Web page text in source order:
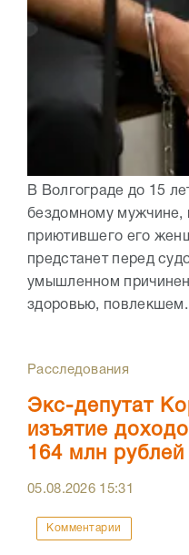
В Волгограде до 15
бездомному мужчине,
приютившего его
предстанет перед
умышленном
здоровью,
Расследования
Экс-депутат
изъятие
164 млн рублей
05.08.2026 15:31
Комментарии